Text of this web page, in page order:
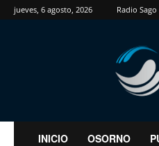
jueves, 6 agosto, 2026 Radio Sago
INICIO OSORNO